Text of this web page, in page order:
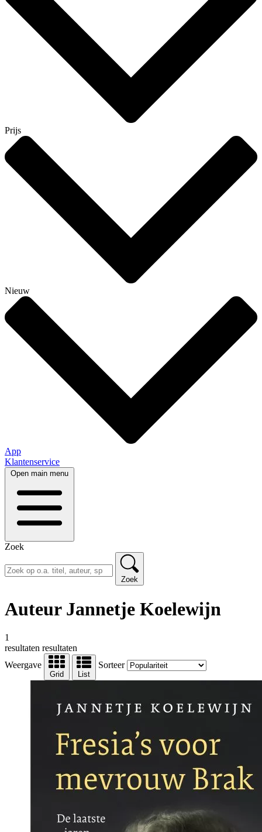
Prijs
Nieuw
App
Klantenservice
Open main menu
Zoek
Zoek
Auteur Jannetje Koelewijn
1
resultaten resultaten
Weergave
Grid List
Sorteer